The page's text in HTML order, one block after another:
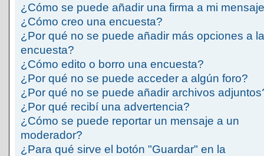
¿Cómo se puede añadir una firma a mi
¿Cómo creo una encuesta?
¿Por qué no se puede añadir más opciones a la
encuesta?
¿Cómo edito o borro una encuesta?
¿Por qué no se puede acceder a algún foro?
¿Por qué no se puede añadir archivos
¿Por qué recibí una advertencia?
¿Cómo se puede reportar un mensaje a un
moderador?
¿Para qué sirve el botón "Guardar" en la